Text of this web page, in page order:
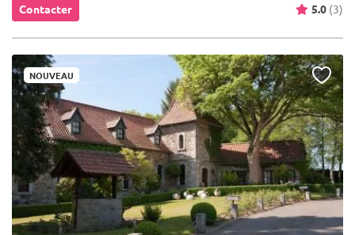
Contacter 5.0 (3)
NOUVEAU